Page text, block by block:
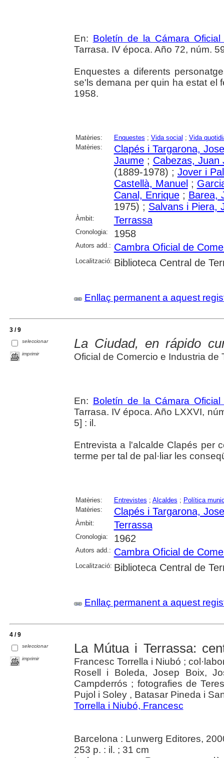
En: Boletín de la Cámara
Tarrasa. IV época. Año 72, núm.
Enquestes a diferents
se'ls demana per quin ha estat el
1958.
Matèries: Enquestes ; Vida social ; Vida
Matèries:
Clapés i Targarona,
Jaume; Cabezas, Juan
(1889-1978) ; Jover i
Castellà, Manuel ;
Canal, Enrique; Barea,
1975) ; Salvans i Piera,
Àmbit: Terrassa
Cronologia: 1958
Autors add.: Cambra Oficial de
Localització: Biblioteca Central de
Enllaç permanent a aquest
3 / 9
seleccionar
imprimir
La Ciudad, en rápido
Oficial de Comercio e Industria de
En: Boletín de la Cámara
Tarrasa. IV época. Año LXXVI,
5] : il.
Entrevista a l'alcalde Clapés per
terme per tal de pal·liar les
Matèries: Entrevistes ; Alcaldes ; Política
Matèries:
Clapés i Targarona,
Àmbit: Terrassa
Cronologia: 1962
Autors add.: Cambra Oficial de
Localització: Biblioteca Central de
Enllaç permanent a aquest
4 / 9
seleccionar
imprimir
La Mútua i Terrassa:
Francesc Torrella i Niubó ;
Rosell i Boleda, Josep Boix,
Campderrós ; fotografies de
Pujol i Soley , Batasar Pineda i
Torrella i Niubó, Francesc
Barcelona : Lunwerg Editores,
253 p. : il. ; 31 cm